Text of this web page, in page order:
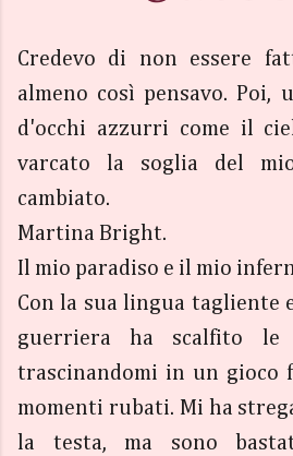
Credevo di non essere
almeno così pensavo. Poi,
d'occhi azzurri come il
varcato la soglia del
cambiato.
Martina Bright.
Il mio paradiso e il mio
Con la sua lingua tagliente
guerriera ha scalfito le
trascinandomi in un gioco
momenti rubati. Mi ha
la testa, ma sono